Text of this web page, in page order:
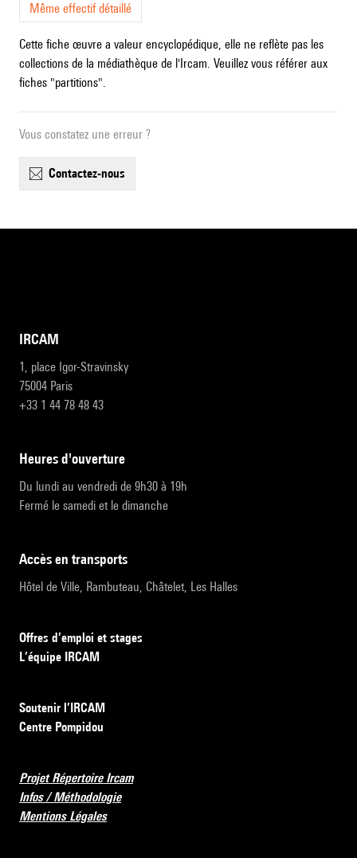
Même effectif détaillé
Cette fiche œuvre a valeur encyclopédique, elle ne reflète pas les
collections de la médiathèque de l'Ircam. Veuillez vous référer aux
fiches "partitions".
Vous constatez une erreur ?
contactez-nous
IRCAM
1, place Igor-Stravinsky
75004 Paris
+33 1 44 78 48 43
heures d'ouverture
Du lundi au vendredi de 9h30 à 19h
Fermé le samedi et le dimanche
accès en transports
Hôtel de Ville, Rambuteau, Châtelet, Les Halles
Offres d’emploi et stages
L’équipe IRCAM
Soutenir l’IRCAM
Centre Pompidou
Projet Répertoire Ircam
Infos / Méthodologie
Mentions Légales